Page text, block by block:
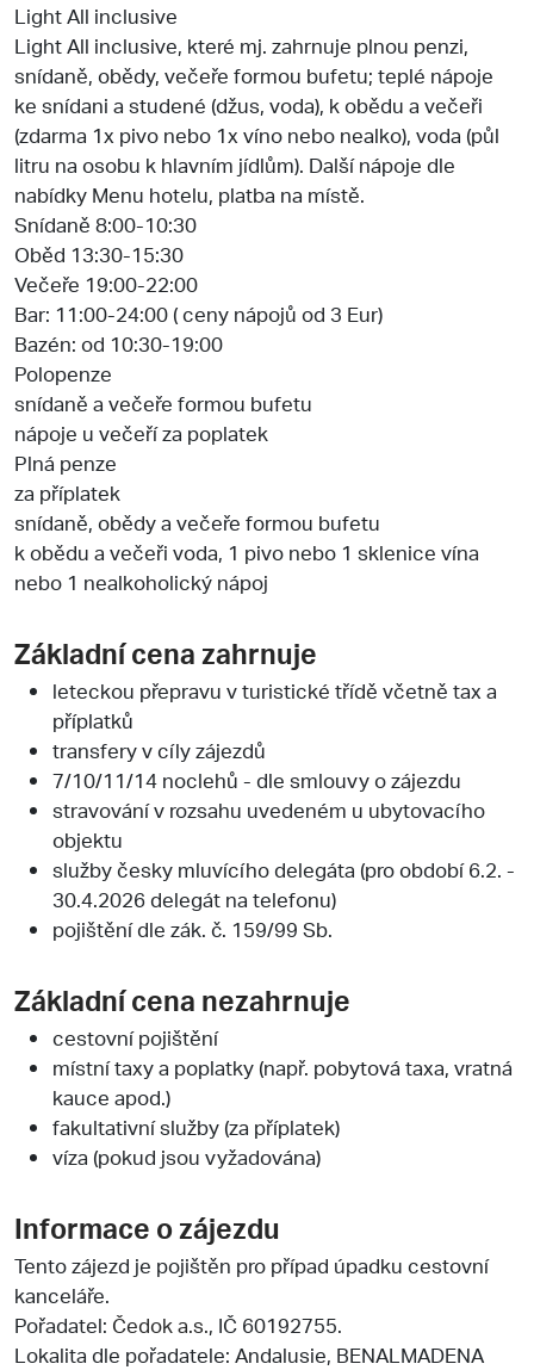
Light All inclusive
Light All inclusive, které mj. zahrnuje plnou penzi,
snídaně, obědy, večeře formou bufetu; teplé nápoje
ke snídani a studené (džus, voda), k obědu a večeři
(zdarma 1x pivo nebo 1x víno nebo nealko), voda (půl
litru na osobu k hlavním jídlům). Další nápoje dle
nabídky Menu hotelu, platba na místě.
Snídaně 8:00-10:30
Oběd 13:30-15:30
Večeře 19:00-22:00
Bar: 11:00-24:00 ( ceny nápojů od 3 Eur)
Bazén: od 10:30-19:00
Polopenze
snídaně a večeře formou bufetu
nápoje u večeří za poplatek
Plná penze
za příplatek
snídaně, obědy a večeře formou bufetu
k obědu a večeři voda, 1 pivo nebo 1 sklenice vína
nebo 1 nealkoholický nápoj
Základní cena zahrnuje
leteckou přepravu v turistické třídě včetně tax a
příplatků
transfery v cíly zájezdů
7/10/11/14 noclehů - dle smlouvy o zájezdu
stravování v rozsahu uvedeném u ubytovacího
objektu
služby česky mluvícího delegáta (pro období 6.2. -
30.4.2026 delegát na telefonu)
pojištění dle zák. č. 159/99 Sb.
Základní cena nezahrnuje
cestovní pojištění
místní taxy a poplatky (např. pobytová taxa, vratná
kauce apod.)
fakultativní služby (za příplatek)
víza (pokud jsou vyžadována)
Informace o zájezdu
Tento zájezd je pojištěn pro případ úpadku cestovní
kanceláře.
Pořadatel: Čedok a.s., IČ 60192755.
Lokalita dle pořadatele: Andalusie, BENALMADENA